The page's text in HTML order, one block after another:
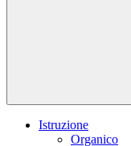
Istruzione
Organico